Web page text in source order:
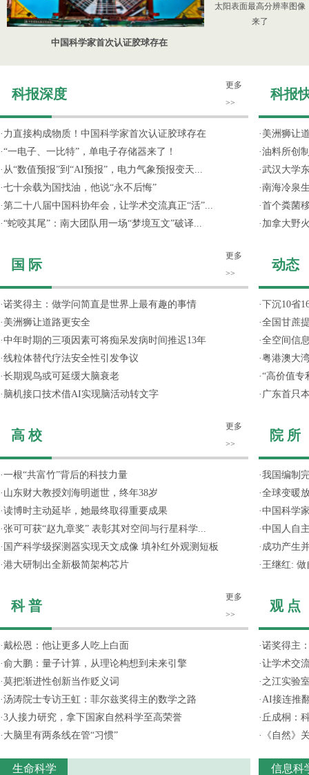
中国科学家首次认证胶球存在
太阳表面最高分辨率图像
来了
科报深度
更多
>>
· 力直接构成物质！中国科学家首次认证胶球存在
·“一电子、一比特”，单电子存储器来了！
· 从“数值预报”到“AI预报”，电力气象预报变天...
·七十余载为国找油，他说“永不后悔”
·第二十八届中国科协年会，让学术交流真正“活”...
·“蛇咬其尾”：南大团队用一场“梦境互文”破译...
国 际
更多
>>
·诺奖得主：做学问简直是世界上最有趣的事情
· 美洲狮让道路更安全
·中年时期的三项因素可将痴呆发病时间推迟13年
·线粒体替代疗法安全性引发争议
·长期观鸟或可延缓大脑衰老
· 脑机接口技术借AI实现脑活动转文字
高 校
更多
>>
·一根“共富竹”背后的科技力量
· 山东财大教授刘海明逝世，终年38岁
·读博时主动延毕，她最终取得重要成果
·张可可获“赵九章奖” 表彰其对空间与行星科学...
· 国产科学级探测器实现天文成像 填补红外观测短板
·港大研制出全新极简架构芯片
科 普
更多
>>
·戴松恩：他让更多人吃上白面
·俞大鹏：量子计算，从理论构想到未来引擎
·莫把渐进性创新当作贬义词
·汤涛院士专访王虹：菲尔兹奖得主的数学之路
·3人接力研究，拿下国家自然科学至高荣誉
· 大脑里有两条线在管“习惯”
生命科学
科报
· 美洲狮让
·油料所创
·武汉大学
·南海冷泉
·首个粪菌
· 加拿大野
动态
·下沉10省
·全国甘蔗
·全空间信
·粤港澳大
·“高价值专
· 广东首只
院 所
·我国编制
·全球变暖
·中国科学
·中国人自
· 成功产生
· 王继红: 做
观 点
·诺奖得主
·让学术交
· 之江实验
·AI接连推
· 丘成桐：
·
《自然》
信息科